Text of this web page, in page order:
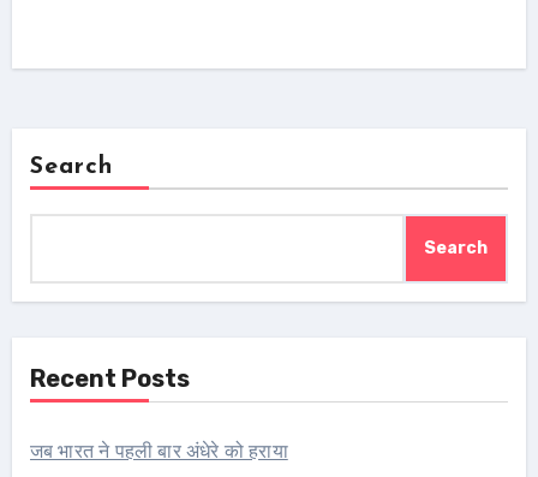
Search
Search
Recent Posts
जब भारत ने पहली बार अंधेरे को हराया